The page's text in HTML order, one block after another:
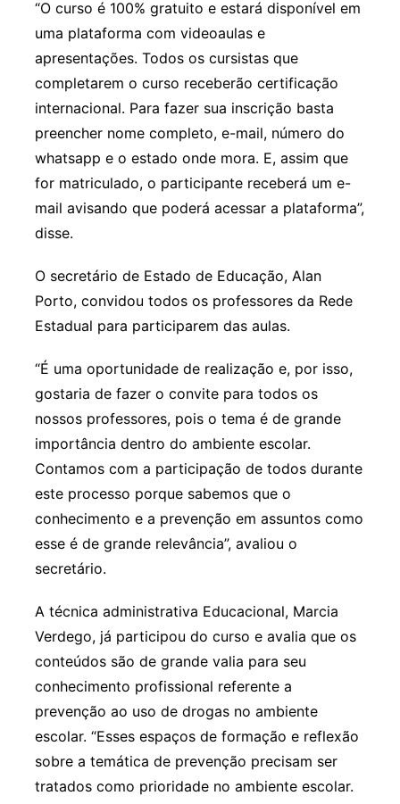
“O curso é 100% gratuito e estará disponível em
uma plataforma com videoaulas e
apresentações. Todos os cursistas que
completarem o curso receberão certificação
internacional. Para fazer sua inscrição basta
preencher nome completo, e-mail, número do
whatsapp e o estado onde mora. E, assim que
for matriculado, o participante receberá um e-
mail avisando que poderá acessar a plataforma”,
disse.
O secretário de Estado de Educação, Alan
Porto, convidou todos os professores da Rede
Estadual para participarem das aulas.
“É uma oportunidade de realização e, por isso,
gostaria de fazer o convite para todos os
nossos professores, pois o tema é de grande
importância dentro do ambiente escolar.
Contamos com a participação de todos durante
este processo porque sabemos que o
conhecimento e a prevenção em assuntos como
esse é de grande relevância”, avaliou o
secretário.
A técnica administrativa Educacional, Marcia
Verdego, já participou do curso e avalia que os
conteúdos são de grande valia para seu
conhecimento profissional referente a
prevenção ao uso de drogas no ambiente
escolar. “Esses espaços de formação e reflexão
sobre a temática de prevenção precisam ser
tratados como prioridade no ambiente escolar.